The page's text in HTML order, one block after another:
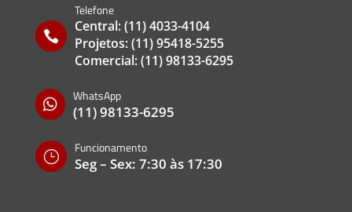

Telefone
Central:(11) 4033-4104
Projetos:(11) 95418-5255
Comercial:(11) 98133-6295

WhatsApp
(11) 98133-6295
}
Funcionamento
Seg – Sex: 7:30 às 17:30